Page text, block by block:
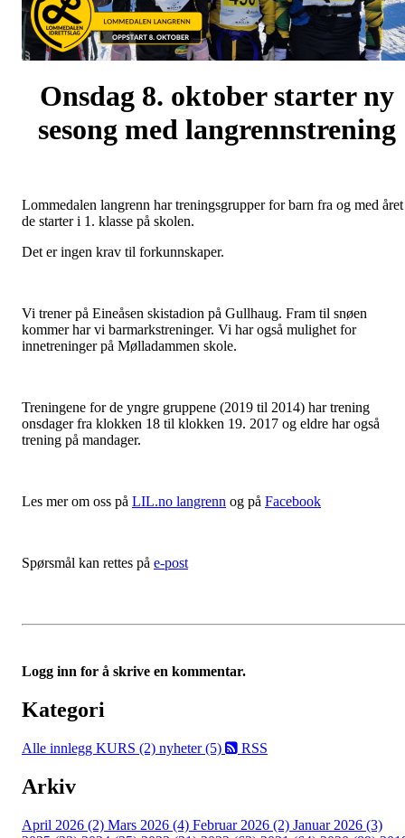
Onsdag 8. oktober starter ny
sesong med langrennstrening
Lommedalen langrenn har treningsgrupper for barn fra og med året
de starter i 1. klasse på skolen.
Det er ingen krav til forkunnskaper.
Vi trener på Eineåsen skistadion på Gullhaug. Fram til snøen
kommer har vi barmarkstreninger. Vi har også mulighet for
innetreninger på Mølladammen skole.
Treningene for de yngre gruppene (2019 til 2014) har trening
onsdager fra klokken 18 til klokken 19. 2017 og eldre har også
trening på mandager.
Les mer om oss på LIL.no langrenn og på Facebook
Spørsmål kan rettes på e-post
Logg inn for å skrive en kommentar.
Kategori
Alle innlegg KURS (2) nyheter (5) RSS
Arkiv
April 2026 (2) Mars 2026 (4) Februar 2026 (2) Januar 2026 (3)